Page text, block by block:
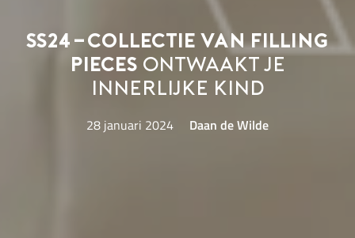
SS24-collectie van Filling
Pieces ontwaakt je
innerlijke kind
28 januari 2024 Daan de Wilde